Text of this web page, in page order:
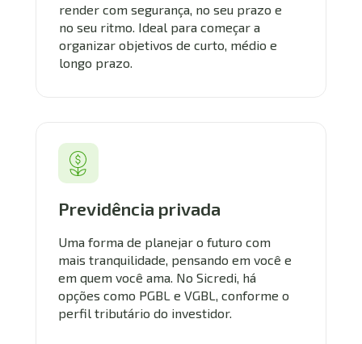
Previdência privada
render com segurança, no seu prazo e
no seu ritmo. Ideal para começar a
organizar objetivos de curto, médio e
longo prazo.
Uma forma de planejar o futuro com
mais tranquilidade, pensando em você e
em quem você ama. No Sicredi, há
opções como PGBL e VGBL, conforme o
perfil tributário do investidor.